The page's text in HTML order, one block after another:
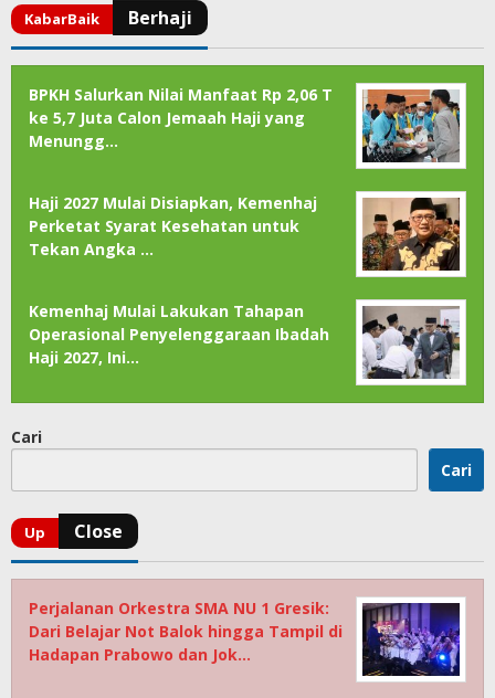
BPKH Salurkan Nilai Manfaat Rp 2,06 T
ke 5,7 Juta Calon Jemaah Haji yang
Menungg…
Haji 2027 Mulai Disiapkan, Kemenhaj
Perketat Syarat Kesehatan untuk
Tekan Angka …
Kemenhaj Mulai Lakukan Tahapan
Operasional Penyelenggaraan Ibadah
Haji 2027, Ini…
Cari
Cari
Perjalanan Orkestra SMA NU 1 Gresik:
Dari Belajar Not Balok hingga Tampil di
Hadapan Prabowo dan Jok…